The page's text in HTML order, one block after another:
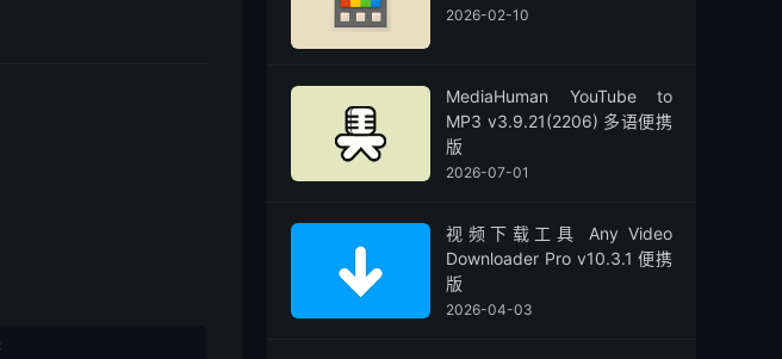
2026-02-10
MediaHuman YouTube to
MP3 v3.9.21(2206) 多语便携
版
2026-07-01
视频下载工具 Any Video
Downloader Pro v10.3.1 便携
版
2026-04-03